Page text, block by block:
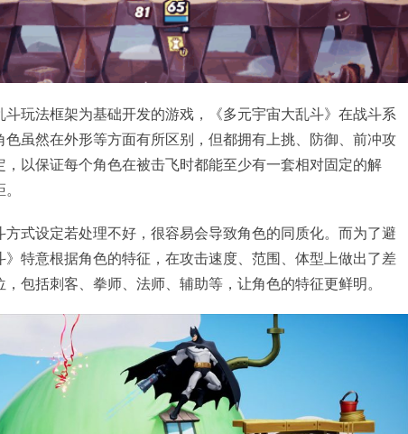
玩法框架为基础开发的游戏，《多元宇宙大乱斗》在战斗系
虽然在外形等方面有所区别，但都拥有上挑、防御、前冲攻
以保证每个角色在被击飞时都能至少有一套相对固定的解
式设定若处理不好，很容易会导致角色的同质化。而为了避
特意根据角色的特征，在攻击速度、范围、体型上做出了差
包括刺客、拳师、法师、辅助等，让角色的特征更鲜明。